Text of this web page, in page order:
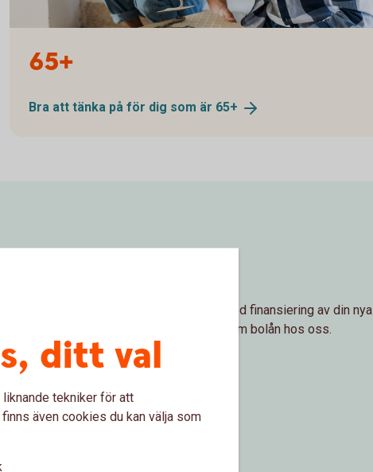
65+
Bra att tänka på för dig som är 65+
i Sverige eller
hjälper dig att
Vi hjälper dig med finansiering av din nya
bostad. Ansök om bolån hos oss.
Bolån
ditt val
tekniker för att
även cookies du kan välja som